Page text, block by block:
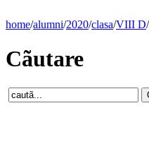
home/alumni/2020/clasa/VIII D/
Cãutare